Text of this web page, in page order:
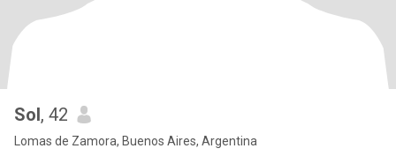
Sol, 42
Lomas de Zamora, Buenos Aires, Argentina